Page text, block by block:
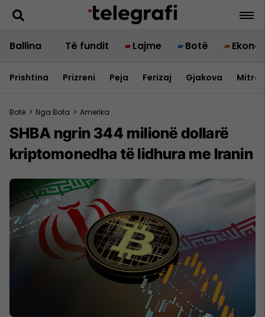
Ballina Të fundit Lajme Botë
Prishtina Prizreni Peja Ferizaj Gjakova
Botë > Nga Bota > Amerika
SHBA ngrin 344 milionë dollarë
kriptomonedha të lidhura me Iranin